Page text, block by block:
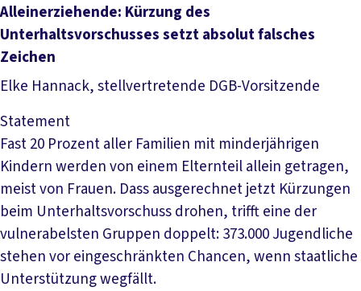
Artikel lesen
Alleinerziehende: Kürzung des
Unterhaltsvorschusses setzt absolut falsches
Zeichen
Elke Hannack, stellvertretende DGB-Vorsitzende
Statement
Fast 20 Prozent aller Familien mit minderjährigen
Kindern werden von einem Elternteil allein getragen,
meist von Frauen. Dass ausgerechnet jetzt Kürzungen
beim Unterhaltsvorschuss drohen, trifft eine der
vulnerabelsten Gruppen doppelt: 373.000 Jugendliche
stehen vor eingeschränkten Chancen, wenn staatliche
Unterstützung wegfällt.